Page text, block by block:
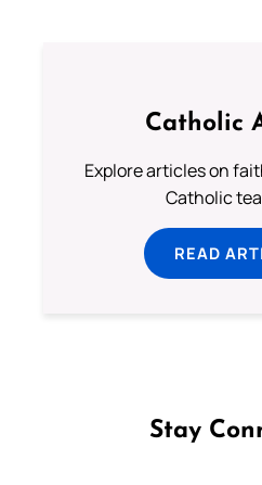
Catholic
Explore articles on
Catholic
READ
Stay